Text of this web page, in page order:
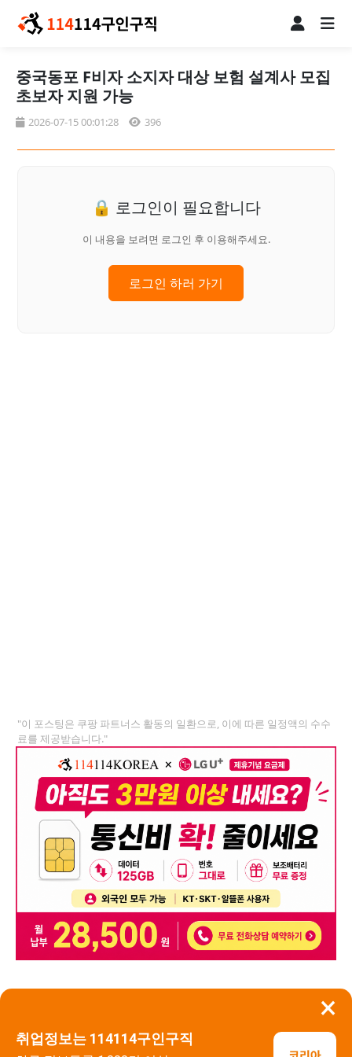
×
취업정보는 114114구인구직
중국동포 F비자 소지자 대상 보험 설계사 모집
초보자 지원 가능
2026-07-15 00:01:28 396
🔒 로그인이 필요합니다
이 내용을 보려면 로그인 후 이용해주세요.
로그인 하러 가기
"이 포스팅은 쿠팡 파트너스 활동의 일환으로, 이에 따른 일정액의 수수
료를 제공받습니다."